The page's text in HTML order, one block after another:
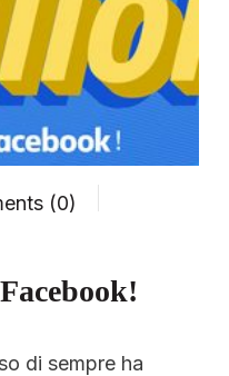
(0)
di sempre ha